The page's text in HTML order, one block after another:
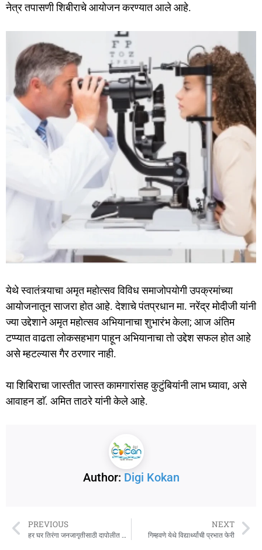
नेत्र तपासणी शिबीराचे आयोजन करण्यात आले आहे.
येथे स्वातंत्र्याचा अमृत महोत्सव विविध समाजोपयोगी उपक्रमांच्या
आयोजनातून साजरा होत आहे. देशाचे पंतप्रधान मा. नरेंद्र मोदीजी यांनी
ज्या उद्देशाने अमृत महोत्सव अभियानाचा शुभारंभ केला; आज अंतिम
टप्प्यात वाढता लोकसहभाग पाहून अभियानाचा तो उद्देश सफल होत आहे
असे म्हटल्यास गैर ठरणार नाही.
या शिबिराचा जास्तीत जास्त कामगारांसह कुटुंबियांनी लाभ घ्यावा, असे
आवाहन डाॅ. अमित ताठरे यांनी केले आहे.
Author: Digi Kokan
PREVIOUS
हर घर तिरंगा जनजागृतीसाठी दापोलीत निघाली सायकल फेरी
NEXT
गिम्हवणे येथे विद्यार्थ्यांची प्रभात फेरी